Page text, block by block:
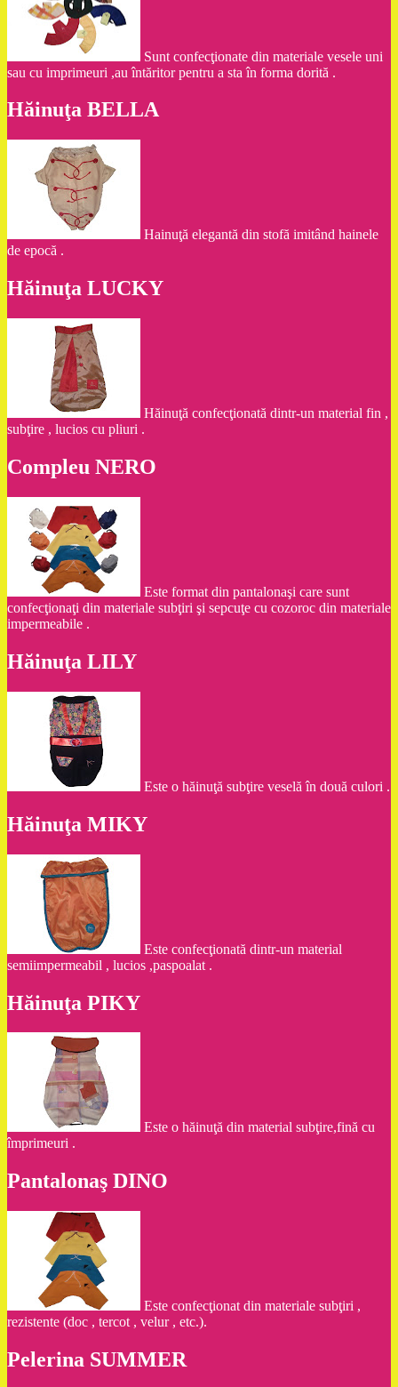
Sunt confecţionate din materiale vesele uni
sau cu imprimeuri ,au întăritor pentru a sta în forma dorită .
Hăinuţa BELLA
Hainuţă elegantă din stofă imitând hainele
de epocă .
Hăinuţa LUCKY
Hăinuţă confecţionată dintr-un material fin ,
subţire , lucios cu pliuri .
Compleu NERO
Este format din pantalonaşi care sunt
confecţionaţi din materiale subţiri şi sepcuţe cu cozoroc din materiale
impermeabile .
Hăinuţa LILY
Este o hăinuţă subţire veselă în două culori .
Hăinuţa MIKY
Este confecţionată dintr-un material
semiimpermeabil , lucios ,paspoalat .
Hăinuţa PIKY
Este o hăinuţă din material subţire,fină cu
împrimeuri .
Pantalonaş DINO
Este confecţionat din materiale subţiri ,
rezistente (doc , tercot , velur , etc.).
Pelerina SUMMER